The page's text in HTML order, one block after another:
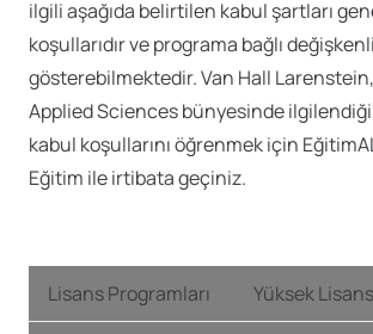
ilgili aşağıda belirtilen kabul şartları
koşullarıdır ve programa bağlı
gösterebilmektedir. Van Hall
Applied Sciences bünyesinde
kabul koşullarını öğrenmek için EğitimAL
Eğitim ile irtibata geçiniz.
Lisans Programları Yüksek